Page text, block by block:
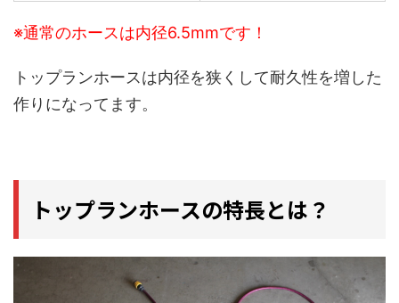
※通常のホースは内径6.5mmです！
トップランホースは内径を狭くして耐久性を増した
作りになってます。
トップランホースの特長とは？